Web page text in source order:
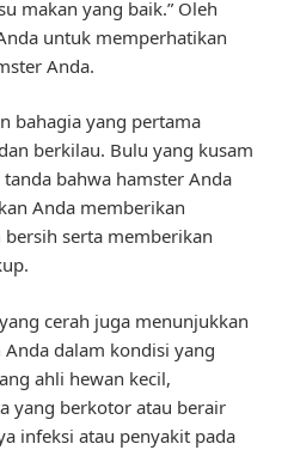
makan yang baik.” Oleh
untuk memperhatikan
Anda.
bahagia yang pertama
berkilau. Bulu yang kusam
bahwa hamster Anda
Anda memberikan
serta memberikan
cerah juga menunjukkan
dalam kondisi yang
ahli hewan kecil,
yang berkotor atau berair
infeksi atau penyakit pada